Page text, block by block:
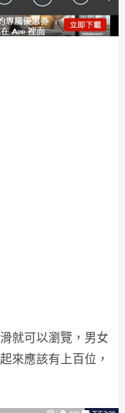
就可以瀏覽，男女
來應該有上百位，